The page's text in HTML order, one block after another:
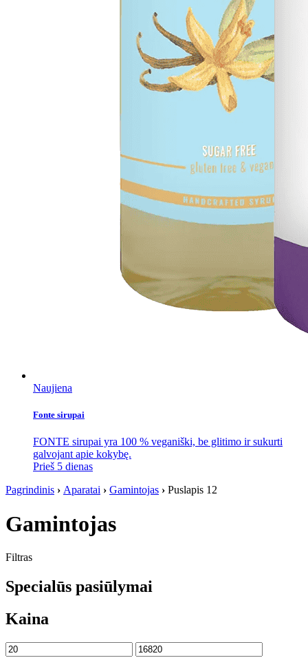
Naujiena
Fonte sirupai
FONTE sirupai yra 100 % veganiški, be glitimo ir sukurti
galvojant apie kokybę.
Prieš 5 dienas
Pagrindinis › Aparatai › Gamintojas › Puslapis 12
Gamintojas
Filtras
Specialūs pasiūlymai
Kaina